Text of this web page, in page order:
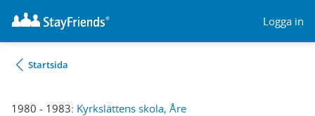
Logga in
Startsida
1980 - 1983: Kyrkslättens skola, Åre